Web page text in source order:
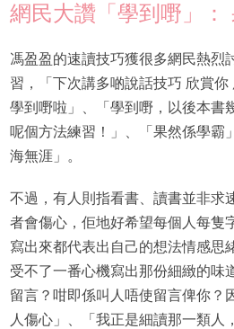
網民大讚「學到嘢」：
馮盈盈的速讀技巧獲很多網民熱烈
習，「下次講多啲說話技巧 欣賞你
學到嘢啦」、「學到嘢，以後本書
呢個方法練習！」、「果然係學霸
海無涯」。
不過，有人則指看書、讀書並非求
者會傷心，佢地好希望每個人每隻
寫出來都代表出自己的想法情感思
受不了一番心機寫出那份細緻的味
留言？咁即係叫人唔使留言俾你
人傷心」、「我正是細讀那一類人